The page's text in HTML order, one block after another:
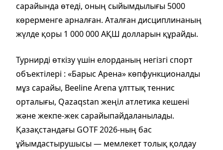
сарайында өтеді, оның сыйымдылығы 5000
көрерменге арналған. Аталған дисциплинаның
жүлде қоры 1 000 000 АҚШ долларын құрайды.
Турнирді өткізу үшін елорданың негізгі спорт
объектілері : «Барыс Арена» көпфункционалды
мұз сарайы, Beeline Arena ұлттық теннис
орталығы, Qazaqstan жеңіл атлетика кешені
және жекпе-жек сарайыпайдаланылады.
Қазақстандағы GOTF 2026-ның бас
ұйымдастырушысы — мемлекет толық қолдау